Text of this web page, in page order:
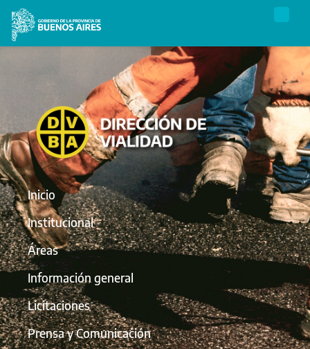
Inicio
Institucional
Áreas
Información general
Licitaciones
Prensa y Comunicación